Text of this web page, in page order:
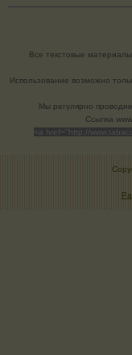
Все текстовые
Использование возможно
Мы регулярно
Cсылка
<a href="http://